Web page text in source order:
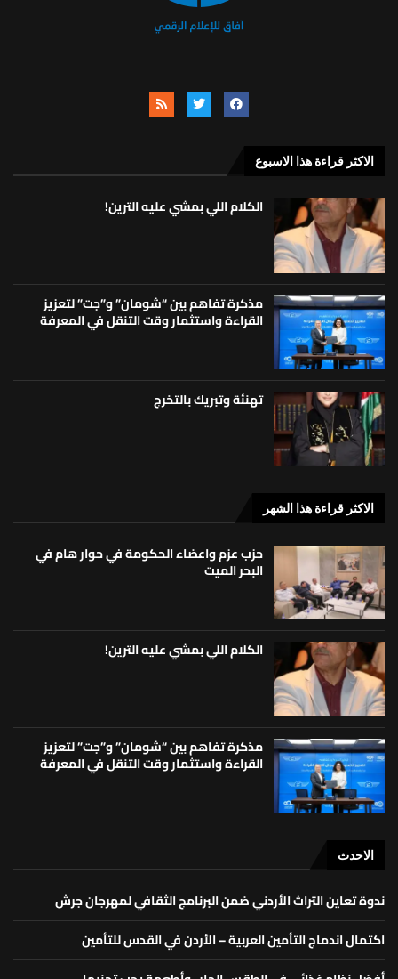
الاكثر قراءة هذا الاسبوع
الكلام اللي بمشي عليه الترين!
مذكرة تفاهم بين “شومان” و”جت” لتعزيز
القراءة واستثمار وقت التنقل في المعرفة
تهنئة وتبريك بالتخرج
الاكثر قراءة هذا الشهر
حزب عزم واعضاء الحكومة في حوار هام في
البحر الميت
الكلام اللي بمشي عليه الترين!
مذكرة تفاهم بين “شومان” و”جت” لتعزيز
القراءة واستثمار وقت التنقل في المعرفة
الاحدث
ندوة تعاين التراث الأردني ضمن البرنامج الثقافي لمهرجان جرش
اكتمال اندماج التأمين العربية – الأردن في القدس للتأمين